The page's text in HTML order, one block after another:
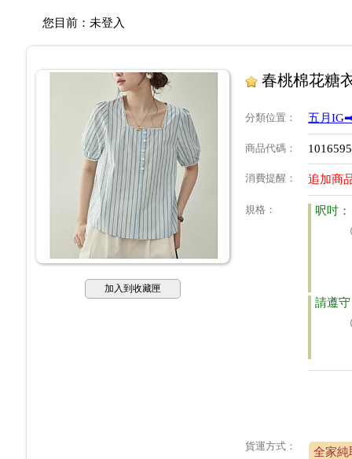
您目前： 未登入
加入到收藏匣
春桃棉花糖
分類位置 ： 五月
商品代碼 ：
消費提醒 ： 追加商
規格 ： 呎吋：
請遵
貨運方式： 全家純